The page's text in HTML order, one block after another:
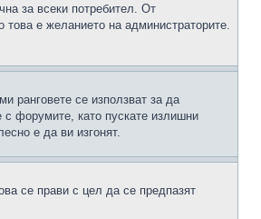
за всеки потребител. От
е желанието на администраторите.
ранговете се използват за да
с форумите, като пускате излишни
е да ви изгонят.
се прави с цел да се предпазят